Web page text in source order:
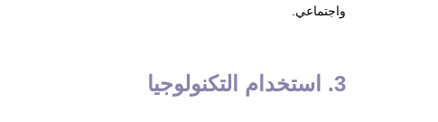
واجتماعي.
3. استخدام التكنولوجيا